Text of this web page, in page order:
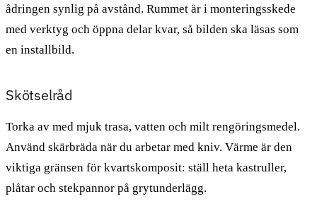
ådringen synlig på avstånd. Rummet är i monteringsskede
med verktyg och öppna delar kvar, så bilden ska läsas som
en installbild.
Skötselråd
Torka av med mjuk trasa, vatten och milt rengöringsmedel.
Använd skärbräda när du arbetar med kniv. Värme är den
viktiga gränsen för kvartskomposit: ställ heta kastruller,
plåtar och stekpannor på grytunderlägg.